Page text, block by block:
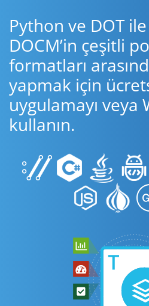
Python ve DOT
DOCM’in çeşitli
formatları
yapmak için
uygulamayı veya
kullanın.